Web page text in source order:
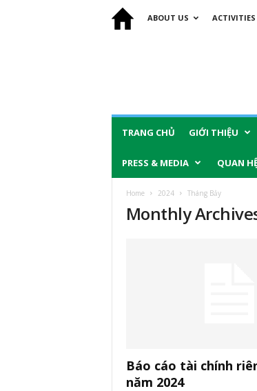
ABOUT US ACTIVITIES
TRANG CHỦ GIỚI THIỆU
PRESS & MEDIA QUAN
Home 2024 Tháng Bảy
Monthly
Báo cáo tài chính
năm 2024